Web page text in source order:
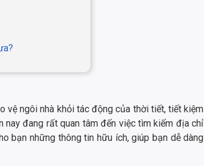
vệ ngôi nhà khỏi tác động của thời tiết, tiết kiệm
nay đang rất quan tâm đến việc tìm kiếm địa chỉ
bạn những thông tin hữu ích, giúp bạn dễ dàng